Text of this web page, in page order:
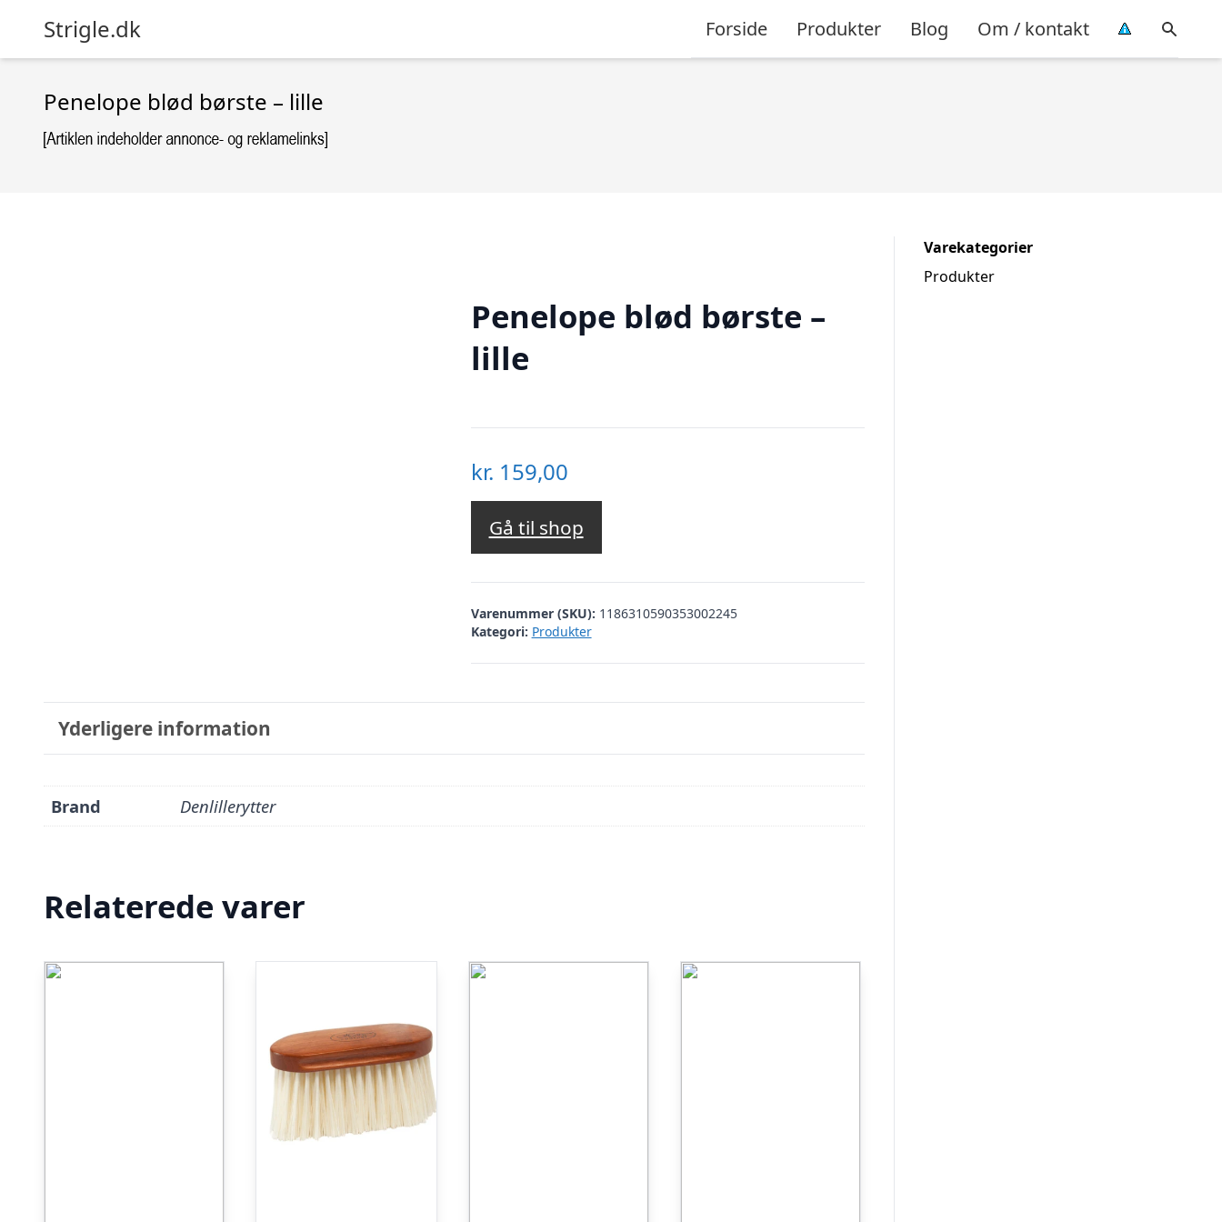
Strigle.dk Forside Produkter Blog Om / kontakt
Penelope blød børste – lille
Penelope blød børste –
lille
kr. 159,00
Gå til shop
Varenummer (SKU): 1186310590353002245
Kategori: Produkter
Yderligere information
Brand Denlillerytter
Relaterede varer
Varekategorier
Produkter